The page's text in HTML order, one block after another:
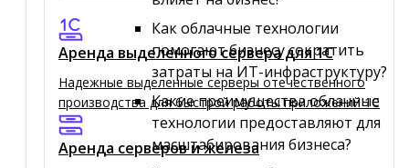
Аренда выделенного сервера для 1C
Надежные выделенные серверы отечественного
производства для быстрой работы приложений 1С
Аренда серверов и железа
Как облачные технологии
помогают бизнесу сократить
затраты на ИТ-инфраструктуру?
Какие преимущества облачные
технологии предоставляют для
масштабирования бизнеса?